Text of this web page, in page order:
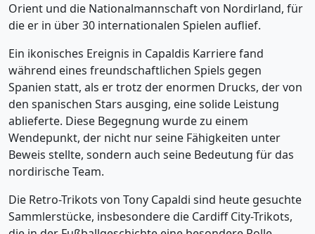
Orient und die Nationalmannschaft von Nordirland, für
die er in über 30 internationalen Spielen auflief.
Ein ikonisches Ereignis in Capaldis Karriere fand
während eines freundschaftlichen Spiels gegen
Spanien statt, als er trotz der enormen Drucks, der von
den spanischen Stars ausging, eine solide Leistung
ablieferte. Diese Begegnung wurde zu einem
Wendepunkt, der nicht nur seine Fähigkeiten unter
Beweis stellte, sondern auch seine Bedeutung für das
nordirische Team.
Die Retro-Trikots von Tony Capaldi sind heute gesuchte
Sammlerstücke, insbesondere die Cardiff City-Trikots,